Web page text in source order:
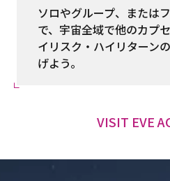
ソロやグループ、または
で、宇宙全域で他のカプ
イリスク・ハイリターン
げよう。
VISIT EVE